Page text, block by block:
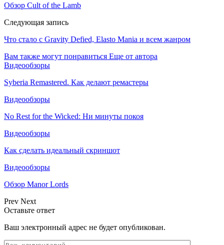
Обзор Cult of the Lamb
Следующая запись
Что стало с Gravity Defied, Elasto Mania и всем жанром
Вам также могут понравиться Еще от автора
Видеообзоры
Syberia Remastered. Как делают ремастеры
Видеообзоры
No Rest for the Wicked: Ни минуты покоя
Видеообзоры
Как сделать идеальный скриншот
Видеообзоры
Обзор Manor Lords
Prev Next
Оставьте ответ
Ваш электронный адрес не будет опубликован.